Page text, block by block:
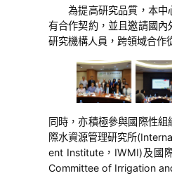
為提高研究品質，本中
有合作契約，並且邀請國
研究機構人員，跨領域合作
同時，亦積極參與國際性
際水資源管理研究所
ent Institute，IWMI)及國
Committee of Irrigation